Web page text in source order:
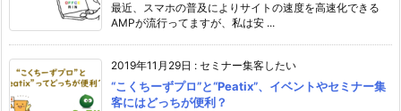
最近、スマホの普及によりサイトの速度を高速化できる
AMPが流行ってますが、私は安 ...
2019年11月29日 : セミナー集客したい
“こくちーずプロ”と“Peatix”、イベントやセミナー集
客にはどっちが便利？